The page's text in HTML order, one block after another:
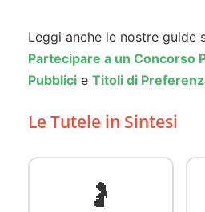
Leggi anche le nostre guide
Partecipare a un Concorso
Pubblici e Titoli di
Le Tutele in Sintesi
🤰